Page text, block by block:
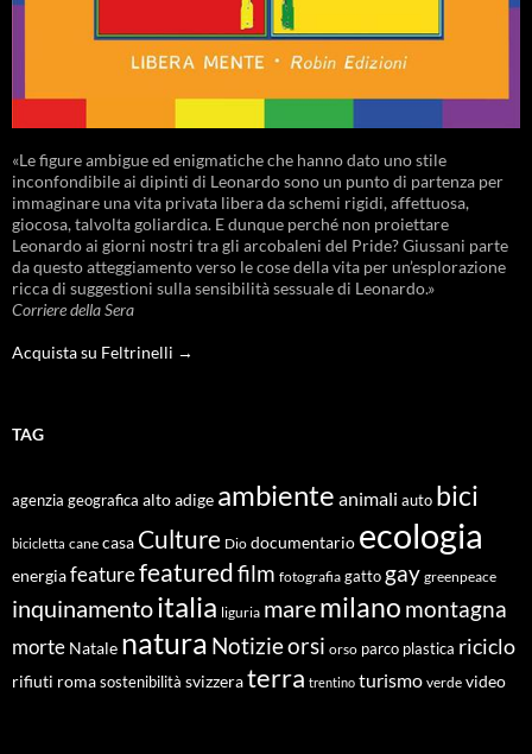
«Le figure ambigue ed enigmatiche che hanno dato uno stile
inconfondibile ai dipinti di Leonardo sono un punto di partenza per
immaginare una vita privata libera da schemi rigidi, affettuosa,
giocosa, talvolta goliardica. E dunque perché non proiettare
Leonardo ai giorni nostri tra gli arcobaleni del Pride? Giussani parte
da questo atteggiamento verso le cose della vita per un’esplorazione
ricca di suggestioni sulla sensibilità sessuale di Leonardo.»
Corriere della Sera
Acquista su Feltrinelli →
TAG
agenzia geografica alto adige ambiente animali auto bici
bicicletta cane casa Culture Dio documentario ecologia
energiafeaturefeaturedfilm fotografia gatto gay greenpeace
inquinamentoitalia liguria maremilano montagna
morte Natale natura Notizieorsi orso parco plastica riciclo
rifiuti roma sostenibilità svizzeraterra trentino turismo verde video